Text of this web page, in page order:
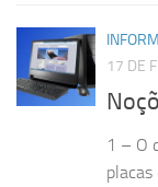
17 DE
1 – O